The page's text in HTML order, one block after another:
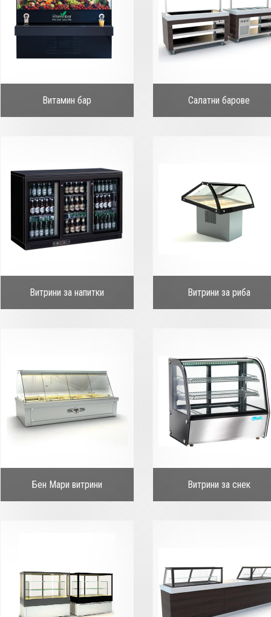
Витамин бар Салатни барове
Витрини за напитки Витрини за риба
Бен Мари витрини Витрини за снек